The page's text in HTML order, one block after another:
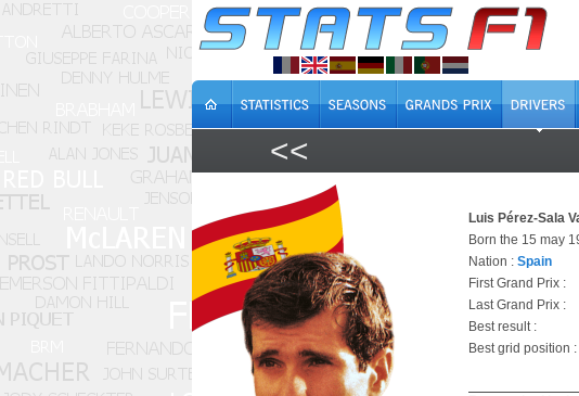
<<
Luis Pérez-Sala
Born the 15 may
Nation : Spain
First Grand Prix :
Last Grand Prix :
Best result :
Best grid position :